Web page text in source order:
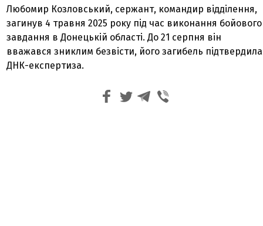
Любомир Козловський, сержант, командир відділення,
загинув 4 травня 2025 року під час виконання бойового
завдання в Донецькій області. До 21 серпня він
вважався зниклим безвісти, його загибель підтвердила
ДНК-експертиза.